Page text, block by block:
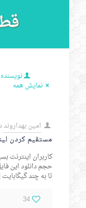
نمایش همه
امین بهداروند
مستقیم کردن
کاربران اینترنت
تا به چند گیگابایت
34